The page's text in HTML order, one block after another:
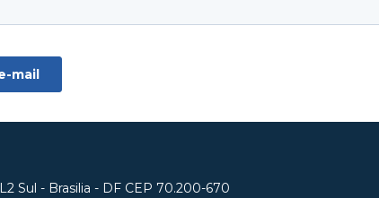
Sul - Brasilia - DF CEP 70.200-670